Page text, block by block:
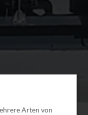
Arten von